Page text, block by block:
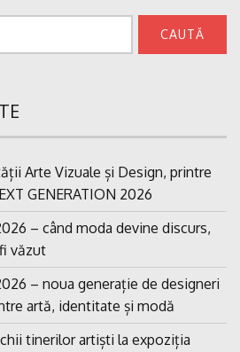
Arte Vizuale și Design, printre
GENERATION 2026
– când moda devine discurs,
văzut
– noua generație de designeri
artă, identitate și modă
tinerilor artiști la expoziția